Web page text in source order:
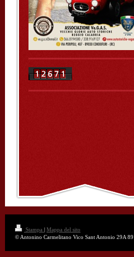
Stampa | Mappa del sito
© Antonino Carmelitano Vico Sant Antonio 29A